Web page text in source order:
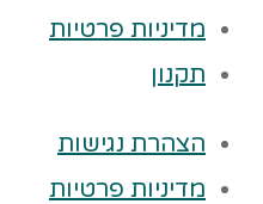
מדיניות פרטיות
תקנון
הצהרת נגישות
מדיניות פרטיות